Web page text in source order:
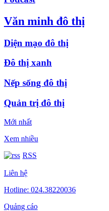
Văn minh đô thị
Diện mạo đô thị
Đô thị xanh
Nếp sống đô thị
Quản trị đô thị
Mới nhất
Xem nhiều
RSS
Liên hệ
Hotline: 024.38220036
Quảng cáo